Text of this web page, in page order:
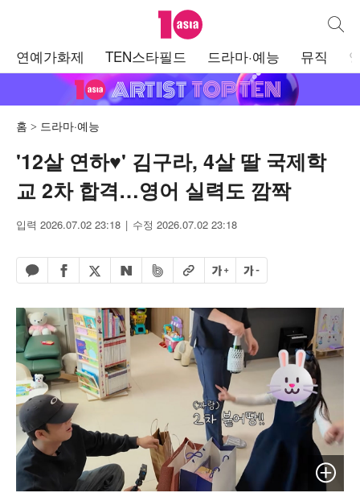
텐아시아 통합
연예가화제 TEN스타필드 드라마·예능 뮤직
홈 드라마·예능
'12살 연하♥' 김구라, 4살 딸 국제학
교 2차 합격…영어 실력도 깜짝
입력 2026.07.02 23:18 수정 2026.07.02 23:18
카카오톡 공유하기
페이스북 공유하기
엑스 공유하기
네이버 공유하기
밴드 공유하기
URL복사글자 크게글자 작게
이미지